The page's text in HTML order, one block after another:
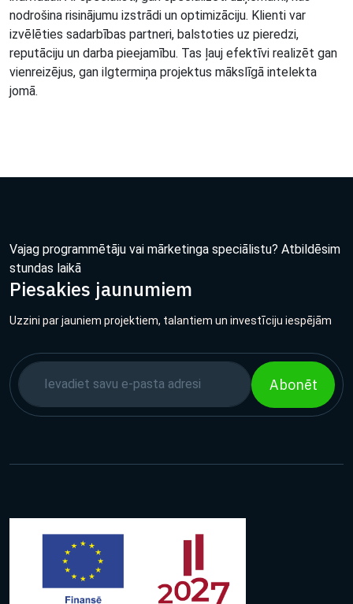
nodrošina risinājumu izstrādi un optimizāciju. Klienti var
izvēlēties sadarbības partneri, balstoties uz pieredzi,
reputāciju un darba pieejamību. Tas ļauj efektīvi realizēt gan
vienreizējus, gan ilgtermiņa projektus mākslīgā intelekta
jomā.
Vajag programmētāju vai mārketinga speciālistu? Atbildēsim
stundas laikā
Piesakies jaunumiem
Uzzini par jauniem projektiem, talantiem un investīciju iespējām
Abonēt